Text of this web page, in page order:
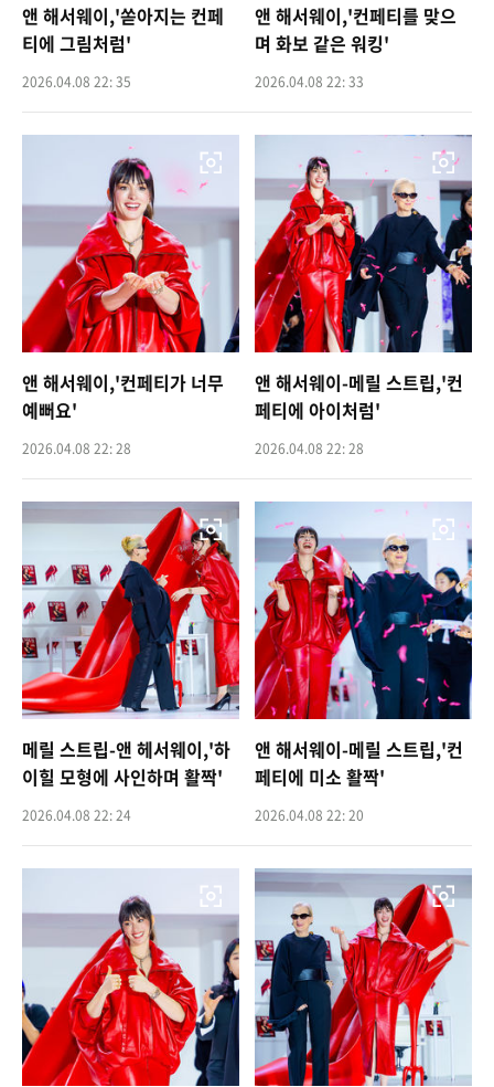
앤 해서웨이,'쏟아지는 컨페
티에 그림처럼'
2026.04.08 22: 35
앤 해서웨이,'컨페티를 맞으
며 화보 같은 워킹'
2026.04.08 22: 33
앤 해서웨이,'컨페티가 너무
예뻐요'
2026.04.08 22: 28
앤 해서웨이-메릴 스트립,'컨
페티에 아이처럼'
2026.04.08 22: 28
메릴 스트립-앤 헤서웨이,'하
이힐 모형에 사인하며 활짝'
2026.04.08 22: 24
앤 해서웨이-메릴 스트립,'컨
페티에 미소 활짝'
2026.04.08 22: 20